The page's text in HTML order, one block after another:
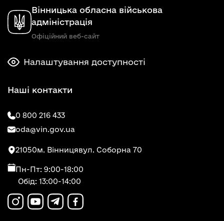
Вінницька обласна військова
адміністрація
Офіційний веб-сайт
Налаштування доступності
Наші контакти
0 800 216 433
oda@vin.gov.ua
21050м. Вінницявул. Соборна 70
Пн-Пт: 9:00-18:00
Обід: 13:00-14:00